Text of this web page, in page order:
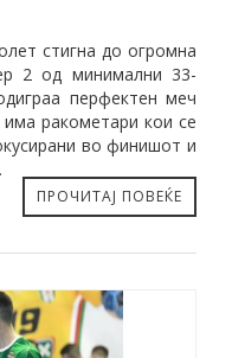
стигна до огромна
2 од минимални 33-
перфектен меч
ракометари кои се
во финишот и
ПРОЧИТАЈ ПОВЕЌЕ